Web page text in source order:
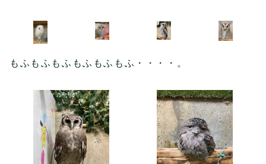
もふもふもふもふもふもふ・・・・。